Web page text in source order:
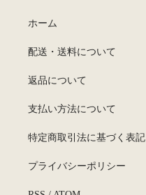
ホーム
配送・送料について
返品について
支払い方法について
特定商取引法に基づく表記
プライバシーポリシー